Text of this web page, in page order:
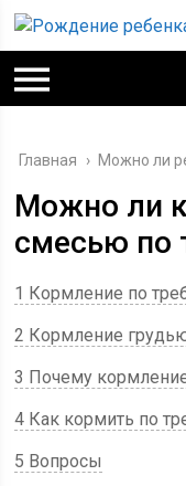
Главная › Можно ли
Можно ли
смесью по
1 Кормление по
2 Кормление
3 Почему
4 Как кормить по
5 Вопросы